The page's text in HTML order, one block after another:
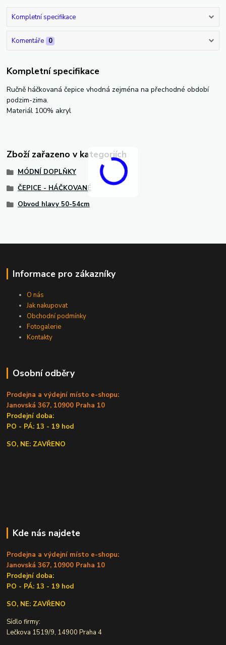
Kompletní specifikace
Komentáře 0
Kompletní specifikace
Ručně háčkovaná čepice vhodná zejména na přechodné období
podzim-zima.
Materiál 100% akryl
Zboží zařazeno v kategoriích
MÓDNÍ DOPLŇKY
ČEPICE - HÁČKOVANÉ
Obvod hlavy 50-54cm
Informace pro zákazníky
O nás
Jak nakupovat
Obchodní podmínky
Fotogalerie
Kontakty
Osobní odběry
Prodejna a výdejní místo e-shopu:
Janovská 367, 10900 Praha 10
Prodejní doba:
PO - PÁ: 13 - 19 hod
SO, NE: ZAVŘENO
Kde nás najdete
Prodejna a výdejní místo e-shopu:
Janovská 367, 10900 Praha 10
Prodejní doba:
PO - PÁ: 13 - 19 hod
SO, NE: ZAVŘENO
Sídlo firmy:
Lečkova 1519/9, 14900 Praha 4